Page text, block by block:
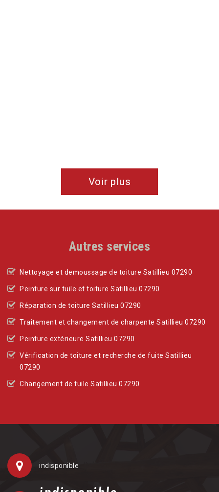
Voir plus
Autres services
Nettoyage et demoussage de toiture Satillieu 07290
Peinture sur tuile et toiture Satillieu 07290
Réparation de toiture Satillieu 07290
Traitement et changement de charpente Satillieu 07290
Peinture extérieure Satillieu 07290
Vérification de toiture et recherche de fuite Satillieu
07290
Changement de tuile Satillieu 07290
indisponible